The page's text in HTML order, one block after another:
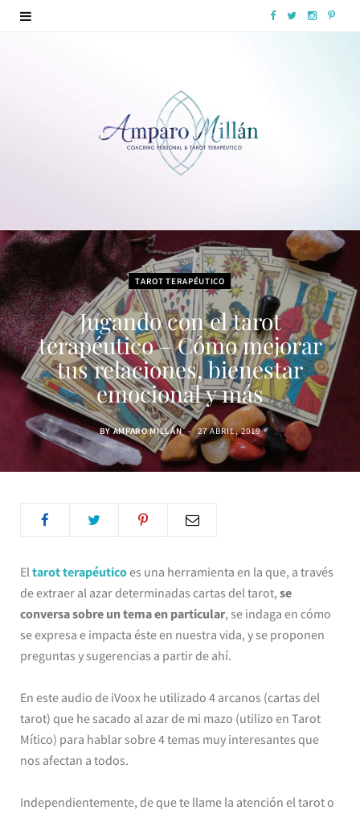
F T I
a
m
P
s
TAROT TERAPÉUTICO
Jugando con el tarot
terapéutico – Cómo mejorar
tus relaciones, bienestar
emocional y más
BYAMPARO MILLÁN 27 ABRIL, 2019
Eltarot terapéuticoes una herramienta en la que, a través
de extraer al azar determinadas cartas del tarot, se
conversa sobre un tema en particular, se indaga en cómo
se expresa e impacta éste en nuestra vida, y se proponen
preguntas y sugerencias a partir de ahí.
En este audio de iVoox he utilizado 4 arcanos (cartas del
tarot) que he sacado al azar de mi mazo (utilizo en Tarot
Mítico) para hablar sobre 4 temas muy interesantes que
nos afectan a todos.
Independientemente, de que te llame la atención el tarot o